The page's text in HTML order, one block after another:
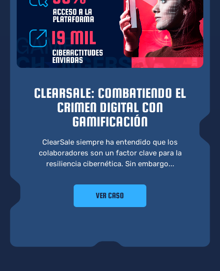
CLEARSALE: COMBATIENDO EL
CRIMEN DIGITAL CON
GAMIFICACIÓN
ClearSale siempre ha entendido que los
colaboradores son un factor clave para la
resiliencia cibernética. Sin embargo...
VER CASO